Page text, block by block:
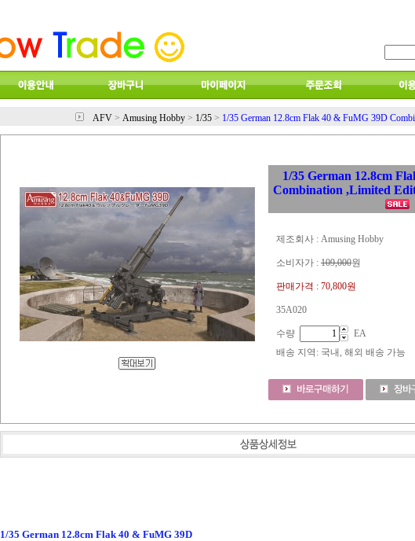
AFV > Amusing Hobby > 1/35 > 1/35 German 12.8cm Flak 40 & FuMG 39D
1/35 German 12.8cm
Combination ,Limited
제조회사 : Amusing Hobby
소비자가 : 109,000원
판매가격 : 70,800원
35A020
수량
EA
배송 지역 : 국내, 해외 배송 가능
1/35 German 12.8cm Flak 40 & FuMG 39D